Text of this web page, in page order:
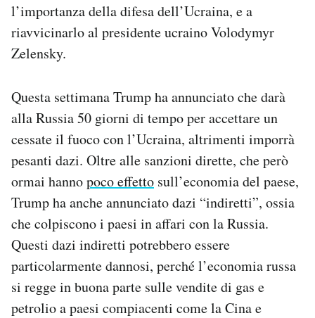
l’importanza della difesa dell’Ucraina, e a
riavvicinarlo al presidente ucraino Volodymyr
Zelensky.
Questa settimana Trump ha annunciato che darà
alla Russia 50 giorni di tempo per accettare un
cessate il fuoco con l’Ucraina, altrimenti imporrà
pesanti dazi. Oltre alle sanzioni dirette, che però
ormai hannopoco effetto sull’economia del paese,
Trump ha anche annunciato dazi “indiretti”, ossia
che colpiscono i paesi in affari con la Russia.
Questi dazi indiretti potrebbero essere
particolarmente dannosi, perché l’economia russa
si regge in buona parte sulle vendite di gas e
petrolio a paesi compiacenti come la Cina e